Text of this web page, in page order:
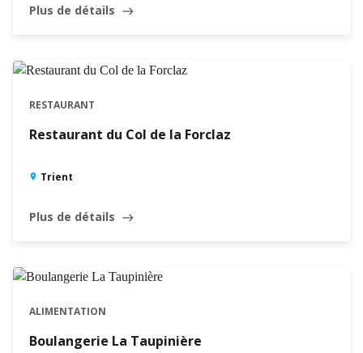
Plus de détails east
RESTAURANT
Restaurant du Col de la Forclaz
Trient
Plus de détails east
ALIMENTATION
Boulangerie La Taupinière